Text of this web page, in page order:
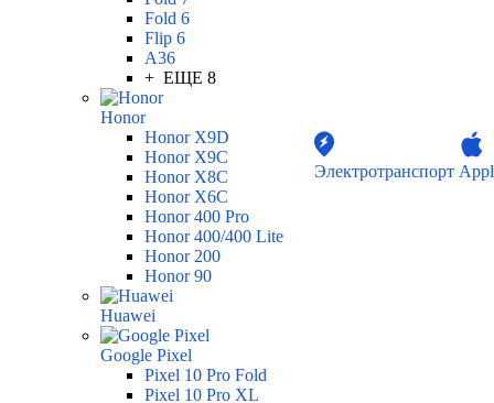
Fold 6
Flip 6
A36
+ ЕЩЕ 8
Honor
Honor X9D
Honor X9C
Honor X8C
Honor X6C
Honor 400 Pro
Honor 400/400 Lite
Honor 200
Honor 90
Huawei
Google Pixel
Pixel 10 Pro Fold
Pixel 10 Pro XL
Электротранспорт